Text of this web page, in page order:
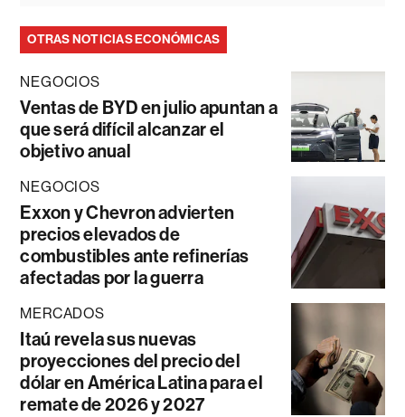
OTRAS NOTICIAS ECONÓMICAS
NEGOCIOS
Ventas de BYD en julio apuntan a
que será difícil alcanzar el
objetivo anual
NEGOCIOS
Exxon y Chevron advierten
precios elevados de
combustibles ante refinerías
afectadas por la guerra
MERCADOS
Itaú revela sus nuevas
proyecciones del precio del
dólar en América Latina para el
remate de 2026 y 2027